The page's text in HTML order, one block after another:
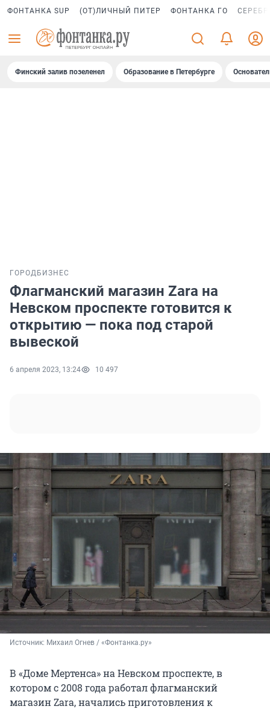
ФОНТАНКА SUP (ОТ)ЛИЧНЫЙ ПИТЕР ФОНТАНКА ГО
Финский залив позеленел Образование в Петербурге
ГОРОД БИЗНЕС
Флагманский магазин Zara на
Невском проспекте готовится к
открытию — пока под старой
вывеской
6 апреля 2023, 13:24 10 497
Источник: Михаил Огнев / «Фонтанка.ру»
В «Доме Мертенса» на Невском проспекте, в
котором с 2008 года работал флагманский
магазин Zara, начались приготовления к